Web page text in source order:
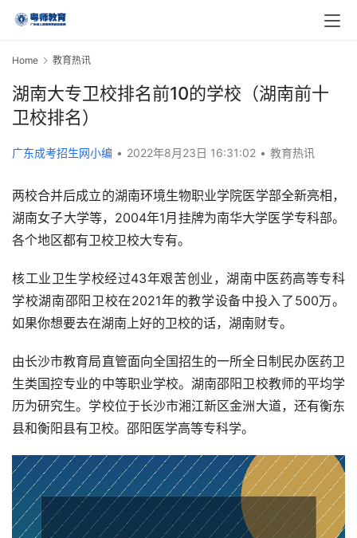
Home 教育热讯
湖南大专卫校排名前10的学校（湖南前十
卫校排名）
广东成考招生网小编 • 2022年8月23日 16:31:02 • 教育热讯
两校合并后成立的湖南环境生物职业学院医学部全新亮相，
湖南女子大学等，2004年1月挂牌为南华大学医学专科部。
各个地区都有卫校卫校大专有。
核工业卫生学校经过43年艰苦创业，湖南中医药高等专科
学校湖南邵阳卫校在2021年的教学设备中投入了500万。
如果你想要去在湖南上好的卫校的话，湖南财专。
由长沙市教育局直管面向全国招生的一所全日制民办医药卫
生类国控专业的中等职业学校。湖南邵阳卫校教师的平均学
历为研究生。学校位于长沙市湘江新区金洲大道，还有衡东
县和衡阳县有卫校。邵阳医学高等专科学。